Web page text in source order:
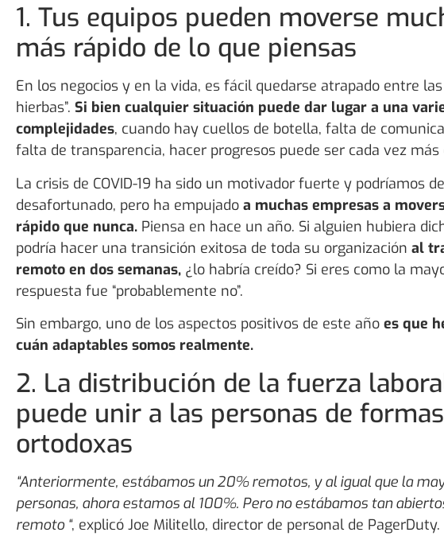
1. Tus equipos pueden moverse
más rápido de lo que piensas
En los negocios y en la vida, es fácil quedarse atrapado entre las
hierbas”. Si bien cualquier situación puede dar lugar a una
complejidades, cuando hay cuellos de botella, falta de
falta de transparencia, hacer progresos puede ser cada vez más
La crisis de COVID-19 ha sido un motivador fuerte y podríamos
desafortunado, pero ha empujado a muchas empresas a
rápido que nunca. Piensa en hace un año. Si alguien hubiera
podría hacer una transición exitosa de toda su organización al
remoto en dos semanas, ¿lo habría creído? Si eres como la
respuesta fue “probablemente no”.
Sin embargo, uno de los aspectos positivos de este año es que
cuán adaptables somos realmente.
2. La distribución de la fuerza
puede unir a las personas de
ortodoxas
“Anteriormente, estábamos un 20% remotos, y al igual que la
personas, ahora estamos al 100%. Pero no estábamos tan
remoto “, explicó Joe Militello, director de personal de PagerDuty.